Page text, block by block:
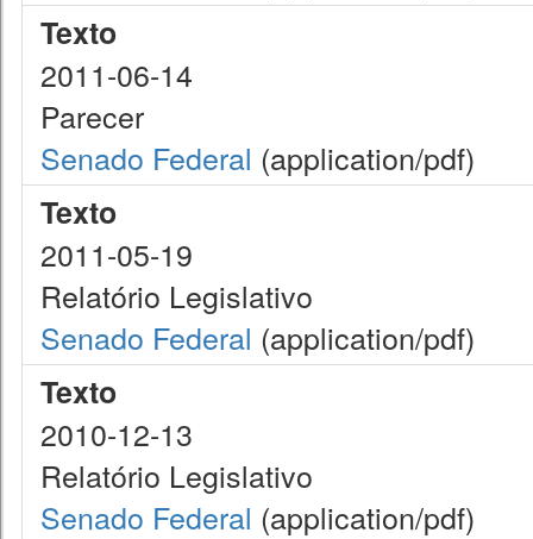
Texto
2011-06-14
Parecer
Senado Federal (application/pdf)
Texto
2011-05-19
Relatório Legislativo
Senado Federal (application/pdf)
Texto
2010-12-13
Relatório Legislativo
Senado Federal (application/pdf)